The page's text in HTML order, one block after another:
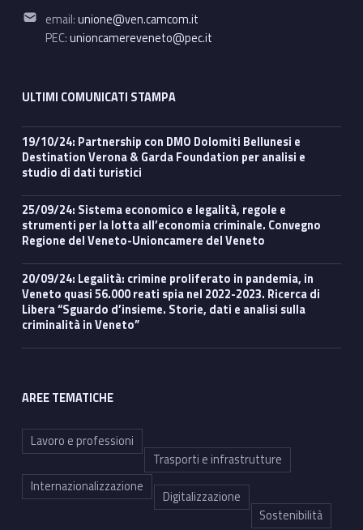
Email address:
email:unione@ven.camcom.it
PEC:unioncamereveneto@pec.it
ULTIMI COMUNICATI STAMPA
19/10/24: Partnership con DMO Dolomiti Bellunesi e
Destination Verona & Garda Foundation per analisi e
studio di dati turistici
25/09/24: Sistema economico e legalità, regole e
strumenti per la lotta all’economia criminale. Convegno
Regione del Veneto-Unioncamere del Veneto
20/09/24: Legalità: crimine proliferato in pandemia, in
Veneto quasi 56.000 reati spia nel 2022-2023. Ricerca di
Libera “Sguardo d’insieme. Storie, dati e analisi sulla
criminalità in Veneto”
AREE TEMATICHE
Lavoro e professioni
Trasporti e infrastrutture
Internazionalizzazione
Digitalizzazione
Sostenibilità